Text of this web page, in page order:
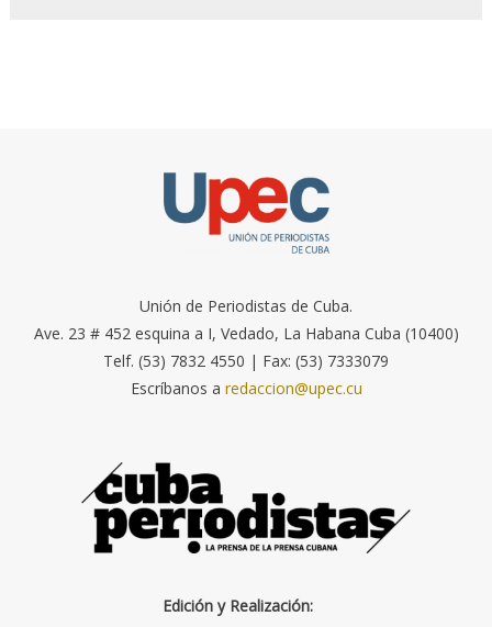
Unión de Periodistas de Cuba.
Ave. 23 # 452 esquina a I, Vedado, La Habana Cuba (10400)
Telf. (53) 7832 4550 | Fax: (53) 7333079
Escríbanos a redaccion@upec.cu
Edición y Realización: